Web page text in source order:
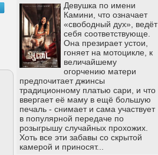
Девушка по имени
Камини, что означает
«свободный дух», ведёт
себя соответствующе.
Она презирает устои,
гоняет на мотоцикле, к
величайшему
огорчению матери
предпочитает джинсы
традиционному платью сари, и что
ввергает её маму в ещё большую
печаль - снимает и сама участвует
в популярной передаче по
розыгрышу случайных прохожих.
Хоть все эти забавы со скрытой
камерой и приносят...